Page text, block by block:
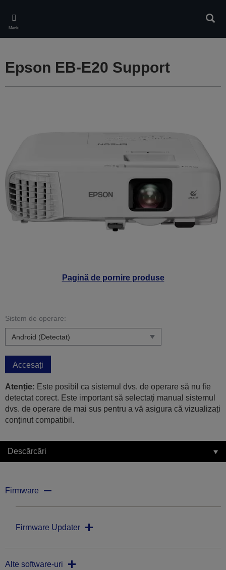
main
content
Meniu
Pagină de pornire produse
Epson EB-E20 Support
Sistem de operare:
Accesați
Atenție: Este posibil ca sistemul dvs. de operare să nu fie
detectat corect. Este important să selectați manual sistemul
dvs. de operare de mai sus pentru a vă asigura că vizualizați
conținut compatibil.
Descărcări
Firmware
Firmware Updater
Alte software-uri